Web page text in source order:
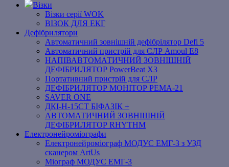
Візки
Візки серії WOK
ВІЗОК ДЛЯ ЕКГ
Дефібрилятори
Автоматичний зовнішній дефібрілятор Defi 5
Автоматичний пристрій для СЛР Amoul E8
НАПІВАВТОМАТИЧНИЙ ЗОВНІШНІЙ
ДЕФІБРИЛЯТОР PowerBeat X3
Портативний пристрій для СЛР
ДЕФІБРИЛЯТОР МОНІТОР РЕМА-21
SAVER ONE
ДКІ-Н-15СТ БІФАЗІК +
АВТОМАТИЧНИЙ ЗОВНІШНІЙ
ДЕФІБРИЛЯТОР RHYTHM
Електронейроміографи
Електронейроміограф МОДУС ЕМГ-3 з УЗД
сканером ArtUs
Міограф МОДУС ЕМГ-3